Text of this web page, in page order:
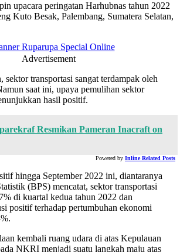
upacara peringatan Harhubnas tahun 2022
Kuto Besak, Palembang, Sumatera Selatan,
Advertisement
sektor transportasi sangat terdampak oleh
saat ini, upaya pemulihan sektor
hasil positif.
Resmikan Pameran Inacraft on
Powered by Inline Related Posts
hingga September 2022 ini, diantaranya
(BPS) mencatat, sektor transportasi
di kuartal kedua tahun 2022 dan
positif terhadap pertumbuhan ekonomi
kembali ruang udara di atas Kepulauan
NKRI menjadi suatu langkah maju atas